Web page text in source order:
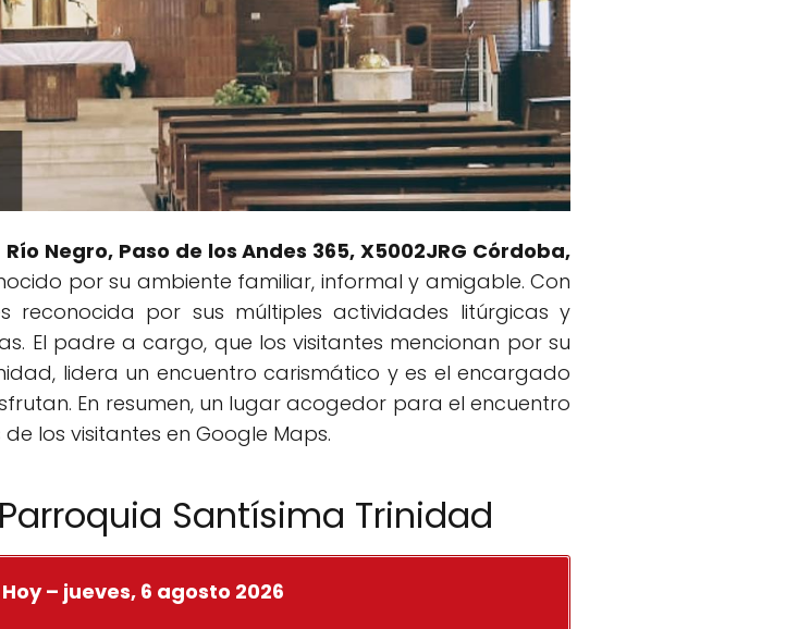
Río Negro, Paso de los Andes 365, X5002JRG Córdoba,
por su ambiente familiar, informal y amigable. Con
por sus múltiples actividades litúrgicas y
El padre a cargo, que los visitantes mencionan por su
lidera un encuentro carismático y es el encargado
En resumen, un lugar acogedor para el encuentro
los visitantes en Google Maps.
Santísima Trinidad
– jueves, 6 agosto 2026